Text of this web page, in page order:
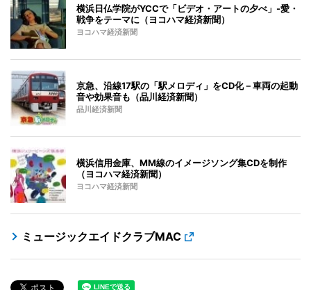
横浜日仏学院がYCCで「ビデオ・アートの夕べ」-愛・
戦争をテーマに（ヨコハマ経済新聞）
ヨコハマ経済新聞
京急、沿線17駅の「駅メロディ」をCD化－車両の起動
音や効果音も（品川経済新聞）
品川経済新聞
横浜信用金庫、MM線のイメージソング集CDを制作
（ヨコハマ経済新聞）
ヨコハマ経済新聞
ミュージックエイドクラブMAC